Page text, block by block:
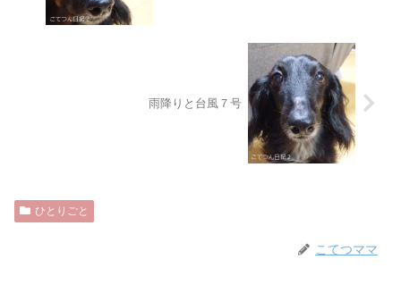
雨降りと台風７号
ひとりごと
こてつママ